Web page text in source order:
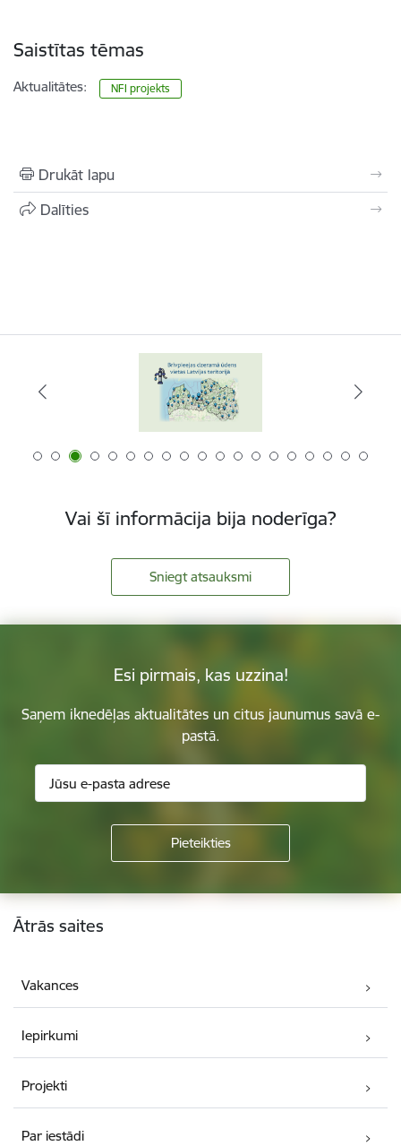
Saistītas tēmas
Aktualitātes: NFI projekts
Drukāt lapu
Dalīties
Vai šī informācija bija noderīga?
Sniegt atsauksmi
Esi pirmais, kas uzzina!
Saņem iknedēļas aktualitātes un citus jaunumus savā e-
pastā.
Kājene
Ātrās saites
Vakances
Iepirkumi
Projekti
Par iestādi